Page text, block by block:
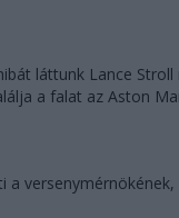
láttunk Lance
a falat az Aston
a